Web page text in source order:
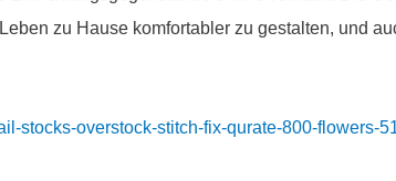
zu Hause komfortabler zu gestalten, und
stocks-overstock-stitch-fix-qurate-800-flowers-